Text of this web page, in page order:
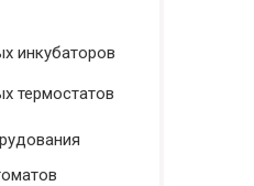
инкубаторов
термостатов